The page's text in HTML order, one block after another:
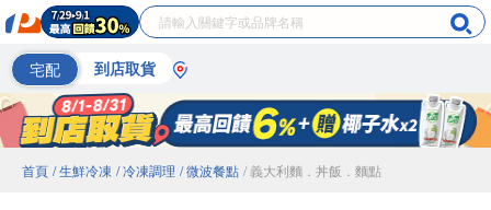
宅配 到店取貨
首頁 / 生鮮冷凍 / 冷凍調理 / 微波餐點 / 義大利麵．丼飯．麵點